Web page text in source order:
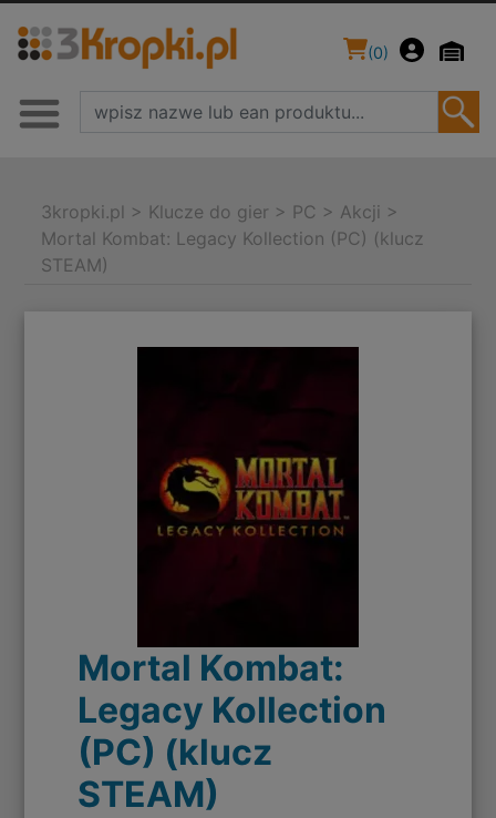
(0)
3kropki.pl > Klucze do gier > PC > Akcji >
Mortal Kombat: Legacy Kollection (PC) (klucz
STEAM)
Mortal Kombat:
Legacy Kollection
(PC) (klucz
STEAM)